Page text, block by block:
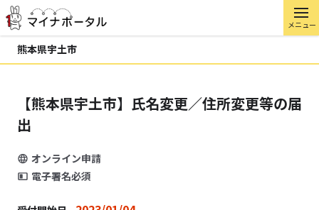
メニュー
熊本県宇土市
【熊本県宇土市】氏名変更／住所変更等の届
出
オンライン申請
電子署名必須